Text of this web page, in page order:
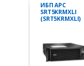
ИБП APC
SRT5KRMXLI
(SRT5KRMXLI)